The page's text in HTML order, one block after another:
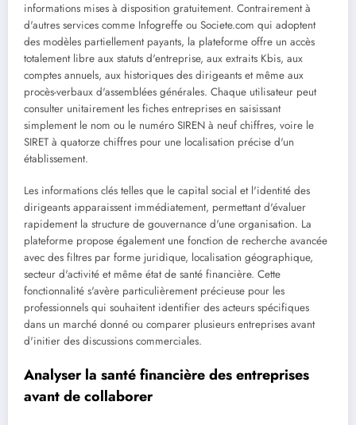
informations mises à disposition gratuitement. Contrairement à
d'autres services comme Infogreffe ou Societe.com qui adoptent
des modèles partiellement payants, la plateforme offre un accès
totalement libre aux statuts d'entreprise, aux extraits Kbis, aux
comptes annuels, aux historiques des dirigeants et même aux
procès-verbaux d'assemblées générales. Chaque utilisateur peut
consulter unitairement les fiches entreprises en saisissant
simplement le nom ou le numéro SIREN à neuf chiffres, voire le
SIRET à quatorze chiffres pour une localisation précise d'un
établissement.
Les informations clés telles que le capital social et l'identité des
dirigeants apparaissent immédiatement, permettant d'évaluer
rapidement la structure de gouvernance d'une organisation. La
plateforme propose également une fonction de recherche avancée
avec des filtres par forme juridique, localisation géographique,
secteur d'activité et même état de santé financière. Cette
fonctionnalité s'avère particulièrement précieuse pour les
professionnels qui souhaitent identifier des acteurs spécifiques
dans un marché donné ou comparer plusieurs entreprises avant
d'initier des discussions commerciales.
Analyser la santé financière des entreprises
avant de collaborer